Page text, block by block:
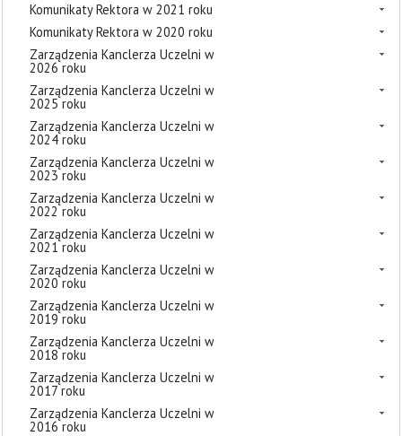
Komunikaty Rektora w 2021 roku
Komunikaty Rektora w 2020 roku
Zarządzenia Kanclerza Uczelni w
2026 roku
Zarządzenia Kanclerza Uczelni w
2025 roku
Zarządzenia Kanclerza Uczelni w
2024 roku
Zarządzenia Kanclerza Uczelni w
2023 roku
Zarządzenia Kanclerza Uczelni w
2022 roku
Zarządzenia Kanclerza Uczelni w
2021 roku
Zarządzenia Kanclerza Uczelni w
2020 roku
Zarządzenia Kanclerza Uczelni w
2019 roku
Zarządzenia Kanclerza Uczelni w
2018 roku
Zarządzenia Kanclerza Uczelni w
2017 roku
Zarządzenia Kanclerza Uczelni w
2016 roku